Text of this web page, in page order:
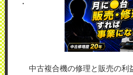
中古複合機の修理と販売の利